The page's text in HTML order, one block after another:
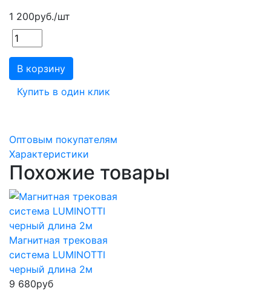
1 200руб./шт
В корзину
Купить в один клик
Оптовым покупателям
Характеристики
Похожие товары
Магнитная трековая
система LUMINOTTI
черный длина 2м
9 680руб